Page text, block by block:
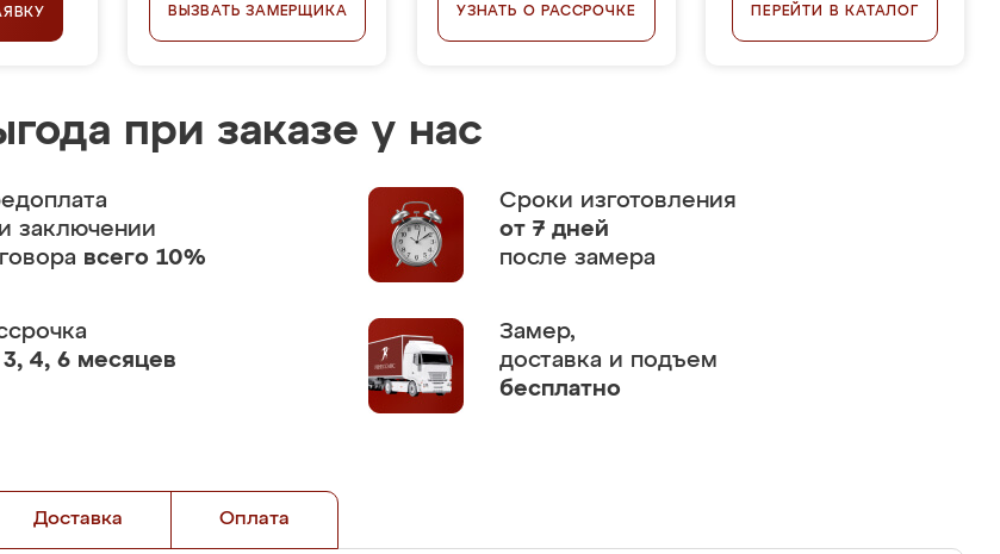
ВЫЗВАТЬ ЗАМЕРЩИКА УЗНАТЬ О РАССРОЧКЕ ПЕРЕЙТИ В КАТАЛОГ
при заказе у нас
заключении
всего 10%
Сроки изготовления
от 7 дней
после замера
3, 4, 6 месяцев
Замер,
доставка и подъем
бесплатно
Доставка Оплата